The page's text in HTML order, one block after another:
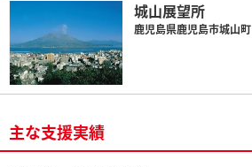
城山展望所
鹿児島県鹿児島市城山町
主な支援実績